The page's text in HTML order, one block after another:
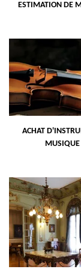
ESTIMATION DE
ACHAT